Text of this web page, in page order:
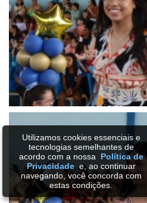
Utilizamos cookies essenciais e
tecnologias semelhantes de
acordo com a nossa Política de
Privacidadee, ao continuar
navegando, você concorda com
estas condições.